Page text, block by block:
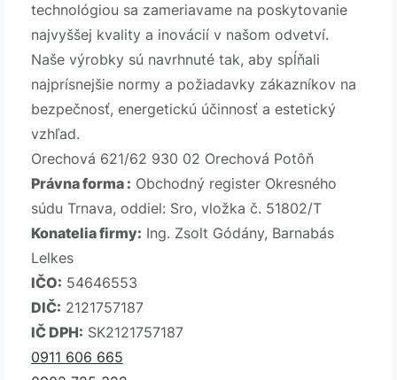
technológiou sa zameriavame na poskytovanie
najvyššej kvality a inovácií v našom odvetví.
Naše výrobky sú navrhnuté tak, aby spĺňali
najprísnejšie normy a požiadavky zákazníkov na
bezpečnosť, energetickú účinnosť a estetický
vzhľad.
Orechová 621/62 930 02 Orechová Potôň
Právna forma : Obchodný register Okresného
súdu Trnava, oddiel: Sro, vložka č. 51802/T
Konatelia firmy: Ing. Zsolt Gódány, Barnabás
Lelkes
IČO: 54646553
DIČ: 2121757187
IČ DPH: SK2121757187
0911 606 665